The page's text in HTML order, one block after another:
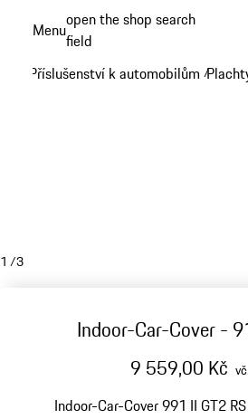
obsahu
Menuopen the shop search
field
Příslušenství k automobilům /
1 /3
Indoor-Car-Cover -
9 559,00 Kč
Indoor-Car-Cover 991 II GT2